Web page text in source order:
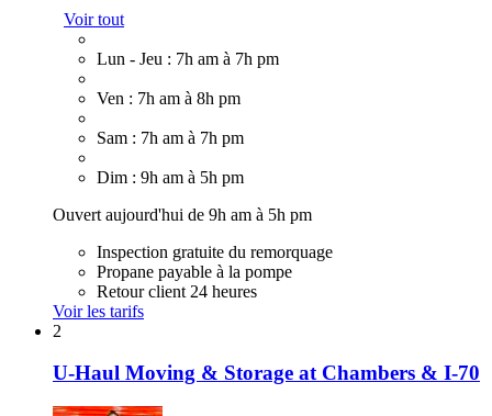
Voir tout
Lun - Jeu : 7h am à 7h pm
Ven : 7h am à 8h pm
Sam : 7h am à 7h pm
Dim : 9h am à 5h pm
Ouvert aujourd'hui de 9h am à 5h pm
Inspection gratuite du remorquage
Propane payable à la pompe
Retour client 24 heures
Voir les tarifs
2
U-Haul Moving & Storage at Chambers & I-70